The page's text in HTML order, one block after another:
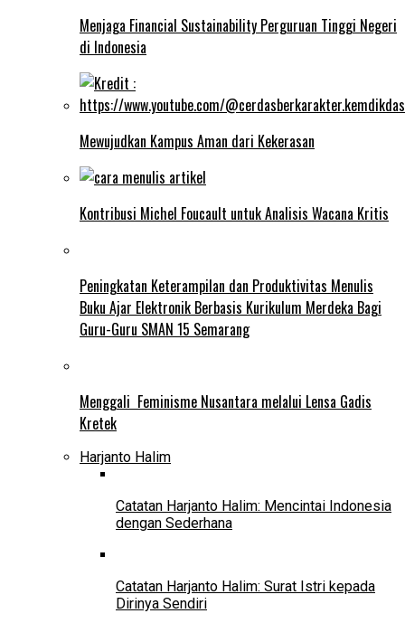
Menjaga Financial Sustainability Perguruan Tinggi Negeri
di Indonesia
Mewujudkan Kampus Aman dari Kekerasan
Kontribusi Michel Foucault untuk Analisis Wacana Kritis
Peningkatan Keterampilan dan Produktivitas Menulis
Buku Ajar Elektronik Berbasis Kurikulum Merdeka Bagi
Guru-Guru SMAN 15 Semarang
Menggali Feminisme Nusantara melalui Lensa Gadis
Kretek
Harjanto Halim
Catatan Harjanto Halim: Mencintai Indonesia
dengan Sederhana
Catatan Harjanto Halim: Surat Istri kepada
Dirinya Sendiri